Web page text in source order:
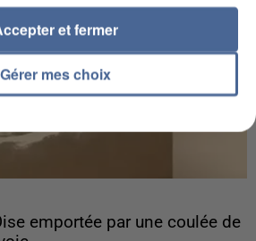
emportée par une coulée de
Gérer mes choix
et fermer